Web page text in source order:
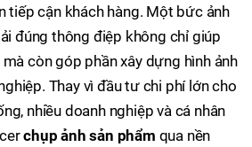
tiếp cận khách hàng. Một bức ảnh
đúng thông điệp không chỉ giúp
còn góp phần xây dựng hình ảnh
Thay vì đầu tư chi phí lớn cho
nhiều doanh nghiệp và cá nhân
chụp ảnh sản phẩm qua nền